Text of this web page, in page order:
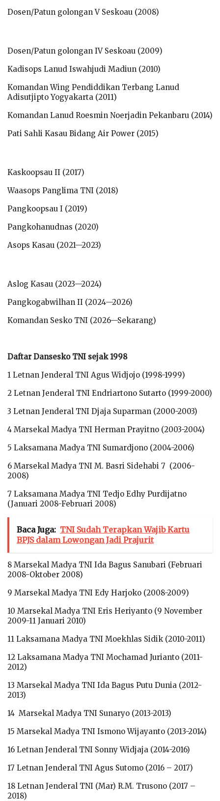
Dosen/Patun golongan V Seskoau (2008)
Dosen/Patun golongan IV Seskoau (2009)
Kadisops Lanud Iswahjudi Madiun (2010)
Komandan Wing Pendiddikan Terbang Lanud
Adisutjipto Yogyakarta (2011)
Komandan Lanud Roesmin Noerjadin Pekanbaru (2014)
Pati Sahli Kasau Bidang Air Power (2015)
Kaskoopsau II (2017)
Waasops Panglima TNI (2018)
Pangkoopsau I (2019)
Pangkohanudnas (2020)
Asops Kasau (2021—2023)
Aslog Kasau (2023—2024)
Pangkogabwilhan II (2024—2026)
Komandan Sesko TNI (2026—Sekarang)
Daftar Dansesko TNI sejak 1998
1 Letnan Jenderal TNI Agus Widjojo (1998-1999)
2 Letnan Jenderal TNI Endriartono Sutarto (1999-2000)
3 Letnan Jenderal TNI Djaja Suparman (2000-2003)
4 Marsekal Madya TNI Herman Prayitno (2003-2004)
5 Laksamana Madya TNI Sumardjono (2004-2006)
6 Marsekal Madya TNI M. Basri Sidehabi 7 (2006-
2008)
7 Laksamana Madya TNI Tedjo Edhy Purdijatno
(Januari 2008-Februari 2008)
Baca Juga: TNI Sudah Terapkan Wajib Kartu
BPJS dalam Lowongan Jadi Prajurit
8 Marsekal Madya TNI Ida Bagus Sanubari (Februari
2008-Oktober 2008)
9 Marsekal Madya TNI Edy Harjoko (2008-2009)
10 Marsekal Madya TNI Eris Heriyanto (9 November
2009-11 Januari 2010)
11 Laksamana Madya TNI Moekhlas Sidik (2010-2011)
12 Laksamana Madya TNI Mochamad Jurianto (2011-
2012)
13 Marsekal Madya TNI Ida Bagus Putu Dunia (2012-
2013)
14 Marsekal Madya TNI Sunaryo (2013-2013)
15 Marsekal Madya TNI Ismono Wijayanto (2013-2014)
16 Letnan Jenderal TNI Sonny Widjaja (2014-2016)
17 Letnan Jenderal TNI Agus Sutomo (2016 – 2017)
18 Letnan Jenderal TNI (Mar) R.M. Trusono (2017 –
2018)